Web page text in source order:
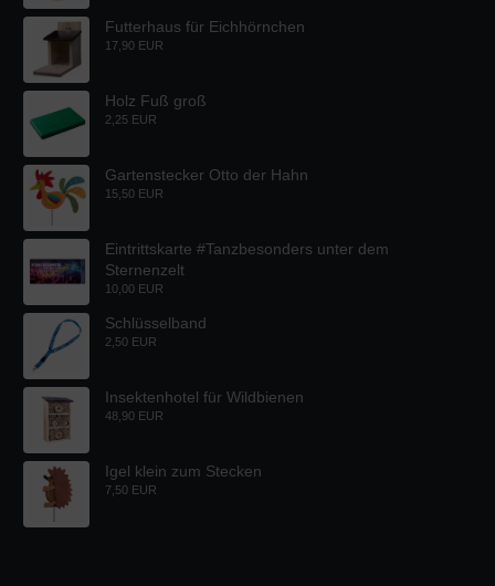
Futterhaus für Eichhörnchen
17,90 EUR
Holz Fuß groß
2,25 EUR
Gartenstecker Otto der Hahn
15,50 EUR
Eintrittskarte #Tanzbesonders unter dem
Sternenzelt
10,00 EUR
Schlüsselband
2,50 EUR
Insektenhotel für Wildbienen
48,90 EUR
Igel klein zum Stecken
7,50 EUR